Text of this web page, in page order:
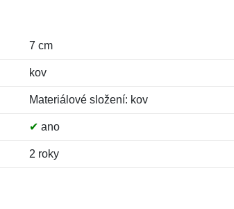
7 cm
kov
Materiálové složení: kov
✔ ano
2 roky